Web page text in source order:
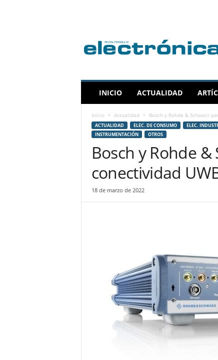
v
i
E
INICIO ACTUALIDAD
Inicio Actualidad Bosch y Rohde & Schwarz
ACTUALIDAD ELEC. DE CONSUMO ELEC.
INSTRUMENTACIÓN
OTROS
Bosch y Rohde
conectividad
18 de marzo de 2022